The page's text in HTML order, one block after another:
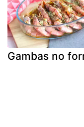
Gambas no